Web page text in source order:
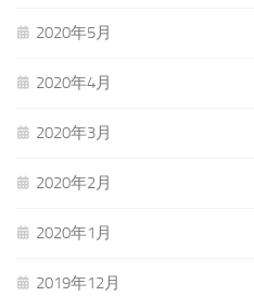
2020年5月
2020年4月
2020年3月
2020年2月
2020年1月
2019年12月